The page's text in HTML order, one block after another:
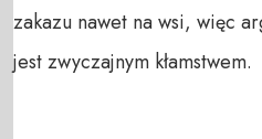
zakazu nawet na wsi, więc
jest zwyczajnym kłamstwem.